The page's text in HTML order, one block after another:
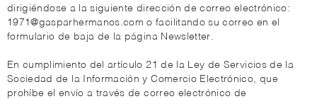
dirigiéndose a la siguiente dirección de correo electrónico:
1971@gasparhermanos.com o facilitando su correo en el
formulario de baja de la página Newsletter.
En cumplimiento del artículo 21 de la Ley de Servicios de la
Sociedad de la Información y Comercio Electrónico, que
prohíbe el envío a través de correo electrónico de